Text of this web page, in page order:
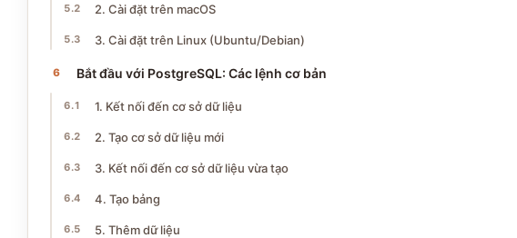
2. Cài đặt trên macOS
3. Cài đặt trên Linux (Ubuntu/Debian)
Bắt đầu với PostgreSQL: Các lệnh cơ bản
1. Kết nối đến cơ sở dữ liệu
2. Tạo cơ sở dữ liệu mới
3. Kết nối đến cơ sở dữ liệu vừa tạo
4. Tạo bảng
5. Thêm dữ liệu